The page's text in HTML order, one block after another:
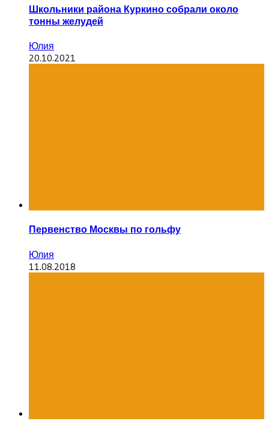
Школьники района Куркино собрали около
тонны желудей
Юлия
20.10.2021
Первенство Москвы по гольфу
Юлия
11.08.2018